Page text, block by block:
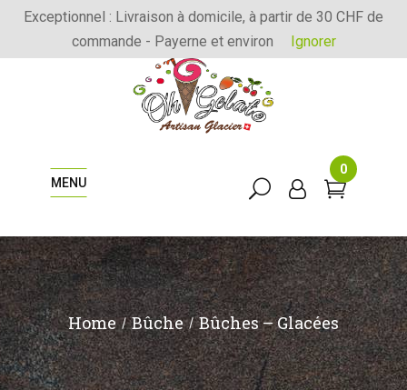
Exceptionnel : Livraison à domicile, à partir de 30 CHF de
commande - Payerne et environ
Ignorer
MENU
0
Home Bûche Bûches – Glacées